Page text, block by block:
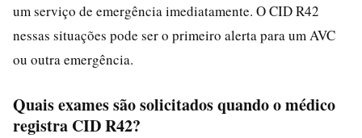
um serviço de emergência imediatamente. O CID R42
nessas situações pode ser o primeiro alerta para um AVC
ou outra emergência.
Quais exames são solicitados quando o médico
registra CID R42?